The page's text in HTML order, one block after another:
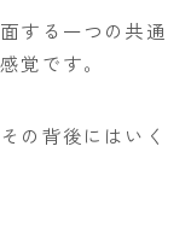
する一つの共通
覚です。
の背後にはいく